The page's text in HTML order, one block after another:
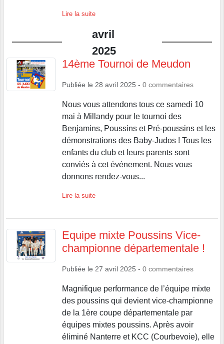
Lire la suite
avril
2025
14ème Tournoi de Meudon
Publiée le 28 avril 2025 - 0 commentaires
Nous vous attendons tous ce samedi 10
mai à Millandy pour le tournoi des
Benjamins, Poussins et Pré-poussins et les
démonstrations des Baby-Judos ! Tous les
enfants du club et leurs parents sont
conviés à cet événement. Nous vous
donnons rendez-vous...
Lire la suite
Equipe mixte Poussins Vice-
championne départementale !
Publiée le 27 avril 2025 - 0 commentaires
Magnifique performance de l’équipe mixte
des poussins qui devient vice-championne
de la 1ère coupe départementale par
équipes mixtes poussins. Après avoir
éliminé Nanterre et KCC (Courbevoie), elle